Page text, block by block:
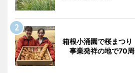
箱根小涌園で桜まつり
事業発祥の地で70